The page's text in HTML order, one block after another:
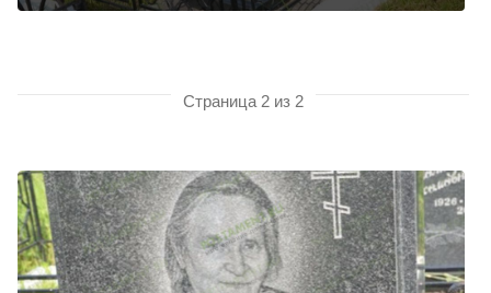
Страница 2 из 2